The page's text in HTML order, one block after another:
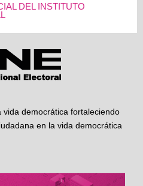
DEL INSTITUTO
democrática fortaleciendo
en la vida democrática